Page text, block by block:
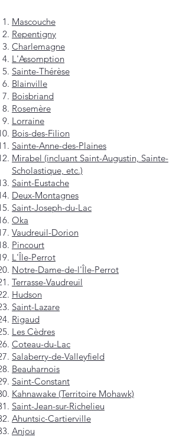
Mascouche
Repentigny
Charlemagne
L'Assomption
Sainte-Thérèse
Blainville
Boisbriand
Rosemère
Lorraine
Bois-des-Filion
Sainte-Anne-des-Plaines
Mirabel (incluant Saint-Augustin, Sainte-
Scholastique, etc.)
Saint-Eustache
Deux-Montagnes
Saint-Joseph-du-Lac
Oka
Vaudreuil-Dorion
Pincourt
L'Île-Perrot
Notre-Dame-de-l'Île-Perrot
Terrasse-Vaudreuil
Hudson
Saint-Lazare
Rigaud
Les Cèdres
Coteau-du-Lac
Salaberry-de-Valleyfield
Beauharnois
Saint-Constant
Kahnawake (Territoire Mohawk)
Saint-Jean-sur-Richelieu
Ahuntsic-Cartierville
Anjou